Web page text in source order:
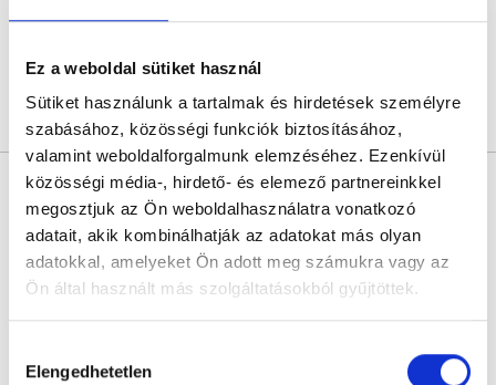
Ez a weboldal sütiket használ
Sütiket használunk a tartalmak és hirdetések személyre
szabásához, közösségi funkciók biztosításához,
valamint weboldalforgalmunk elemzéséhez. Ezenkívül
közösségi média-, hirdető- és elemező partnereinkkel
megosztjuk az Ön weboldalhasználatra vonatkozó
adatait, akik kombinálhatják az adatokat más olyan
adatokkal, amelyeket Ön adott meg számukra vagy az
Ön által használt más szolgáltatásokból gyűjtöttek.
szabályzat:https://foglaljorvost.hu/info/foglaljorvost-
kiválasztása
Elengedhetetlen
Árlista Összes időpont
Dunai Judit
Pszichológus
5.0
4 értékelés
Pszichocloud Pszichológiai Központ - Online ügyfélfogadás
Online konzultáció